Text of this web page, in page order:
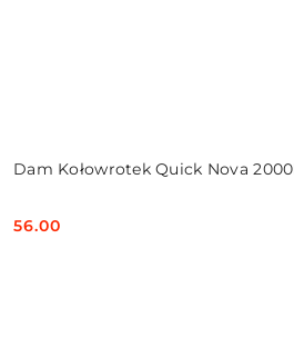
Dam Kołowrotek Quick Nova
Cena:
56.00